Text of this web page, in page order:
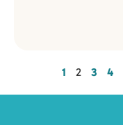
1 2 3 4